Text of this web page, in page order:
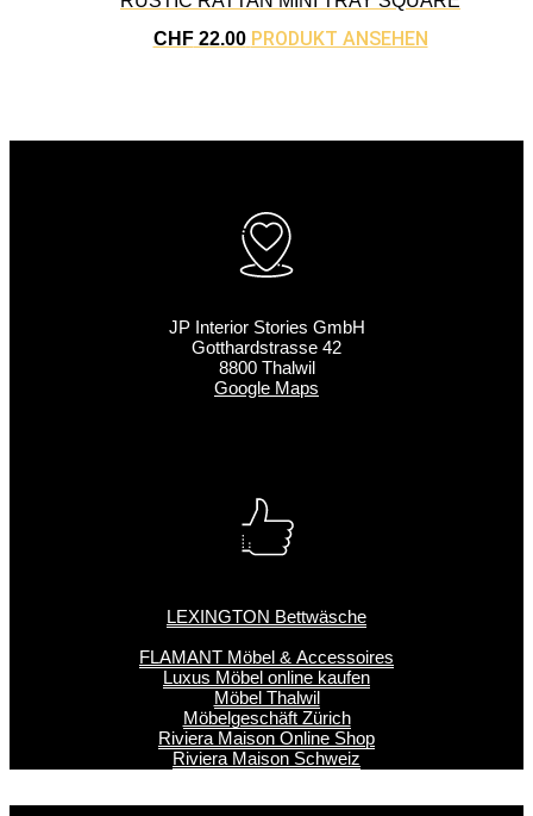
CHF22.00 PRODUKT ANSEHEN
JP Interior Stories GmbH
Gotthardstrasse 42
8800 Thalwil
Google Maps
LEXINGTON Bettwäsche
FLAMANT Möbel & Accessoires
Luxus Möbel online kaufen
Möbel Thalwil
Möbelgeschäft Zürich
Riviera Maison Online Shop
Riviera Maison Schweiz